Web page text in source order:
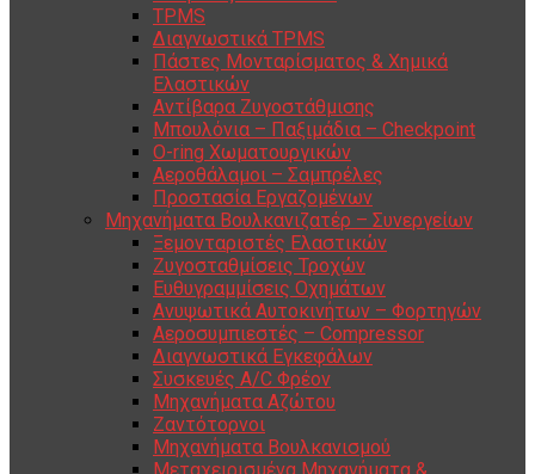
TPMS
Διαγνωστικά TPMS
Πάστες Μονταρίσματος & Χημικά
Ελαστικών
Αντίβαρα Ζυγοστάθμισης
Μπουλόνια – Παξιμάδια – Checkpoint
O-ring Χωματουργικών
Αεροθάλαμοι – Σαμπρέλες
Προστασία Εργαζομένων
Μηχανήματα Βουλκανιζατέρ – Συνεργείων
Ξεμονταριστές Ελαστικών
Ζυγοσταθμίσεις Τροχών
Ευθυγραμμίσεις Οχημάτων
Ανυψωτικά Αυτοκινήτων – Φορτηγών
Αεροσυμπιεστές – Compressor
Διαγνωστικά Εγκεφάλων
Συσκευές A/C Φρέον
Μηχανήματα Αζώτου
Ζαντότορνοι
Μηχανήματα Βουλκανισμού